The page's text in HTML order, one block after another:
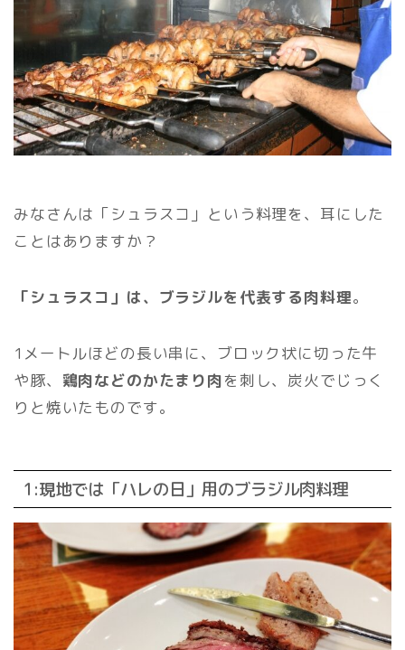
みなさんは「シュラスコ」という料理を、耳にした
ことはありますか？
「シュラスコ」は、ブラジルを代表する肉料理。
1メートルほどの長い串に、ブロック状に切った牛
や豚、 鶏肉などのかたまり肉を刺し、炭火でじっく
りと焼いたものです。
1:現地では「ハレの日」用のブラジル肉料理